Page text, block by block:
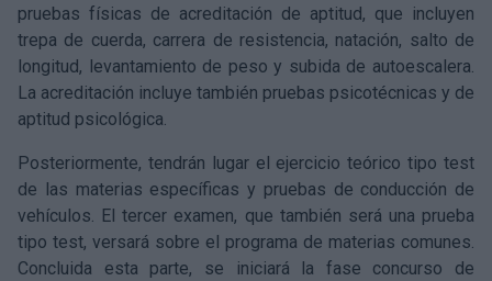
pruebas físicas de acreditación de aptitud, que incluyen
trepa de cuerda, carrera de resistencia, natación, salto de
longitud, levantamiento de peso y subida de autoescalera.
La acreditación incluye también pruebas psicotécnicas y de
aptitud psicológica.
Posteriormente, tendrán lugar el ejercicio teórico tipo test
de las materias específicas y pruebas de conducción de
vehículos. El tercer examen, que también será una prueba
tipo test, versará sobre el programa de materias comunes.
Concluida esta parte, se iniciará la fase concurso de